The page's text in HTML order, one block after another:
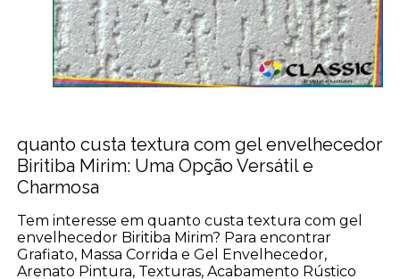
quanto custa textura com gel envelhecedor
Biritiba Mirim: Uma Opção Versátil e
Charmosa
Tem interesse em quanto custa textura com gel
envelhecedor Biritiba Mirim? Para encontrar
Grafiato, Massa Corrida e Gel Envelhecedor,
Arenato Pintura, Texturas, Acabamento Rústico